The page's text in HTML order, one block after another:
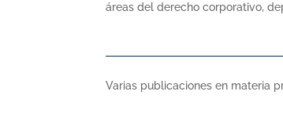
áreas del derecho corporativo,
Varias publicaciones en materia